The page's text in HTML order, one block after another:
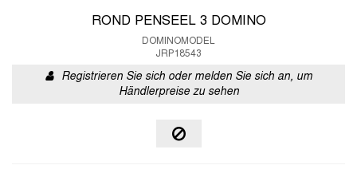
ROND PENSEEL 3 DOMINO
DOMINOMODEL
JRP18543
Registrieren Sie sich oder melden Sie sich an, um
Händlerpreise zu sehen